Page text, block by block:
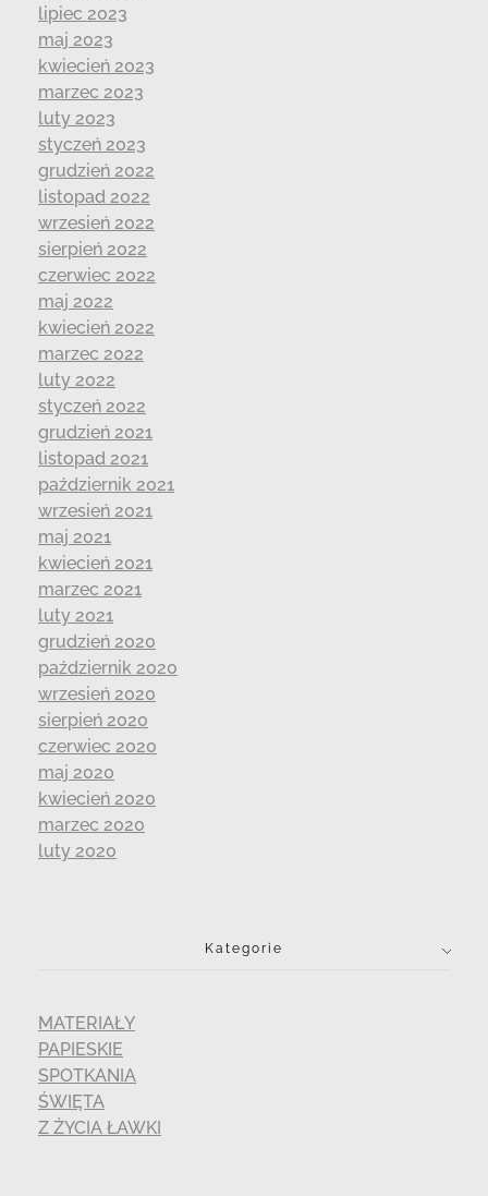
lipiec 2023
maj 2023
kwiecień 2023
marzec 2023
luty 2023
styczeń 2023
grudzień 2022
listopad 2022
wrzesień 2022
sierpień 2022
czerwiec 2022
maj 2022
kwiecień 2022
marzec 2022
luty 2022
styczeń 2022
grudzień 2021
listopad 2021
październik 2021
wrzesień 2021
maj 2021
kwiecień 2021
marzec 2021
luty 2021
grudzień 2020
październik 2020
wrzesień 2020
sierpień 2020
czerwiec 2020
maj 2020
kwiecień 2020
marzec 2020
luty 2020
Kategorie
MATERIAŁY
PAPIESKIE
SPOTKANIA
ŚWIĘTA
Z ŻYCIA ŁAWKI